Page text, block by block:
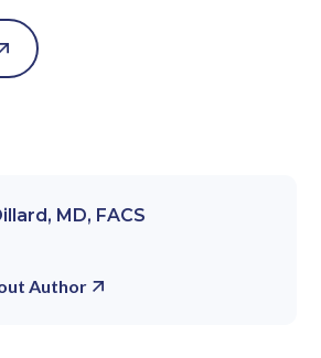
MD, FACS
Author